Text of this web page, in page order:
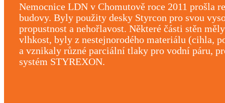
Nemocnice LDN v Chomutově roce 2011 prošla
budovy. Byly použity desky Styrcon pro svou
propustnost a nehořlavost. Některé části stěn
vlhkost, byly z nestejnorodého materiálu (cihla,
a vznikaly různé parciální tlaky pro vodní páru,
systém STYREXON.